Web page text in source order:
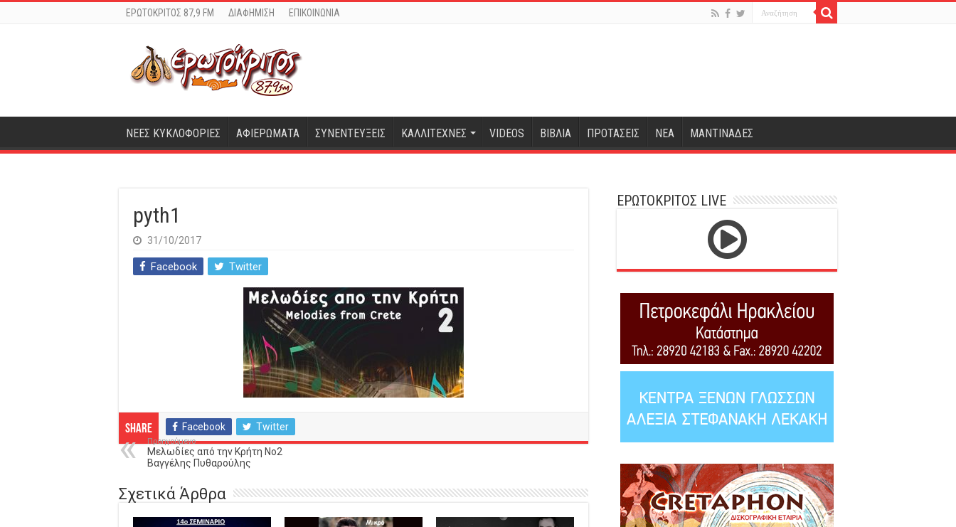
ΕΡΩΤΟΚΡΙΤΟΣ 87,9 FM ΔΙΑΦΗΜΙΣΗ ΕΠΙΚΟΙΝΩΝΙΑ
ΝΕΕΣ ΚΥΚΛΟΦΟΡΙΕΣ ΑΦΙΕΡΩΜΑΤΑ ΣΥΝΕΝΤΕΥΞΕΙΣ ΚΑΛΛΙΤΕΧΝΕΣ VIDEOS ΒΙΒΛΙΑ ΠΡΟΤΑΣΕΙΣ ΝΕΑ ΜΑΝΤΙΝΑΔΕΣ
pyth1
31/10/2017
Facebook Twitter
Share Facebook Twitter
Προηγούμενο
Μελωδίες από την Κρήτη Νο2
Βαγγέλης Πυθαρούλης
Σχετικά Άρθρα
ΕΡΩΤΟΚΡΙΤΟΣ LIVE